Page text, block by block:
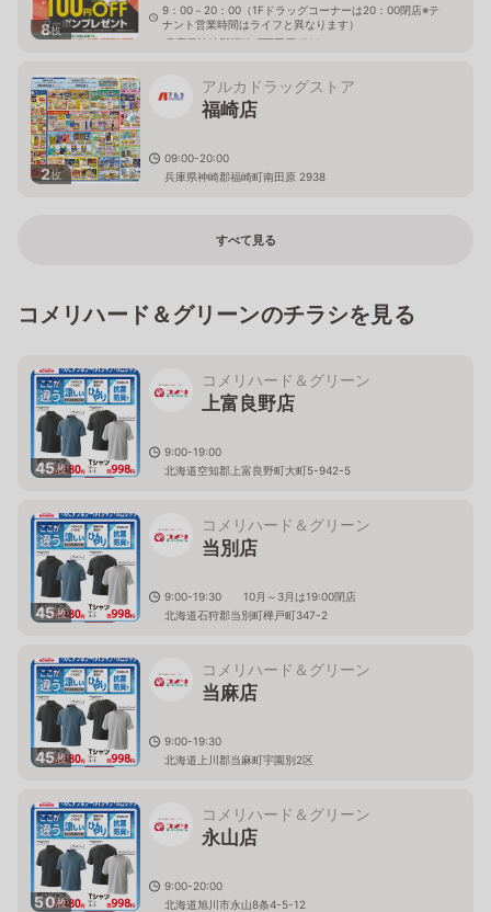
8枚
9：00－20：00（1Fドラッグコーナーは20：00閉店※テ
ナント営業時間はライフと異なります）
兵庫県神崎郡福崎町西田原1706
2枚
アルカドラッグストア
福崎店
09:00-20:00
兵庫県神崎郡福崎町南田原 2938
すべて見る
コメリハード＆グリーンのチラシを見る
45枚
コメリハード＆グリーン
上富良野店
9:00-19:00
北海道空知郡上富良野町大町5-942-5
45枚
コメリハード＆グリーン
当別店
9:00-19:30 10月～3月は19:00閉店
北海道石狩郡当別町樺戸町347-2
45枚
コメリハード＆グリーン
当麻店
9:00-19:30
北海道上川郡当麻町宇園別2区
50枚
コメリハード＆グリーン
永山店
9:00-20:00
北海道旭川市永山8条4-5-12